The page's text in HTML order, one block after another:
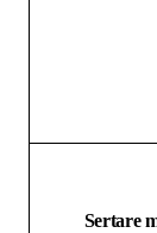
Sertare